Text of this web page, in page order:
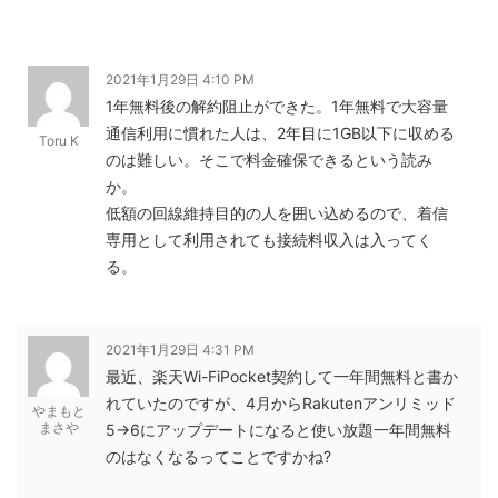
Toru K
2021年1月29日 4:10 PM
1年無料後の解約阻止ができた。1年無料で大容量
通信利用に慣れた人は、2年目に1GB以下に収める
のは難しい。そこで料金確保できるという読み
か。
低額の回線維持目的の人を囲い込めるので、着信
専用として利用されても接続料収入は入ってく
る。
やまもと
まさや
2021年1月29日 4:31 PM
最近、楽天Wi-FiPocket契約して一年間無料と書か
れていたのですが、4月からRakutenアンリミッド
5→6にアップデートになると使い放題一年間無料
のはなくなるってことですかね?